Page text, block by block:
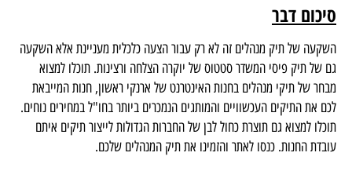
סיכום דבר
השקעה של תיק מנהלים זה לא רק עבור הצעה כלכלית מעניינת אלא השקעה
גם של תיק פיסי המשדר סטטוס של יוקרה הצלחה ורצינות. תוכלו למצוא
מבחר של תיקי מנהלים בחנות האינטרנט של ארנקי ראשון, חנות המייבאת
לכם את התיקים העכשוויים והמותגים הנמכרים ביותר בחו"ל במחירים נוחים.
תוכלו למצוא גם תוצרת כחול לבן של החברות הגדולות לייצור תיקים איתם
עובדת החנות. כנסו לאתר והזמינו את תיק המנהלים שלכם.